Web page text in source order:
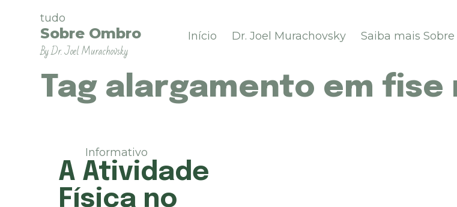
tudo
Sobre Ombro
By Dr. Joel Murachovsky
Início Dr. Joel Murachovsky Saiba mais Sobre
Tag alargamento em fise
Informativo
A Atividade
Física no